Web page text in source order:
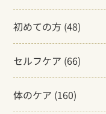
初めての方 (48)
セルフケア (66)
体のケア (160)